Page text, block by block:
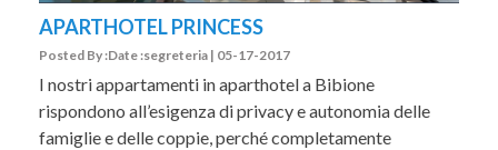
APARTHOTEL PRINCESS
Posted By :Date :segreteria | 05-17-2017
I nostri appartamenti in aparthotel a Bibione
rispondono all’esigenza di privacy e autonomia delle
famiglie e delle coppie, perché completamente